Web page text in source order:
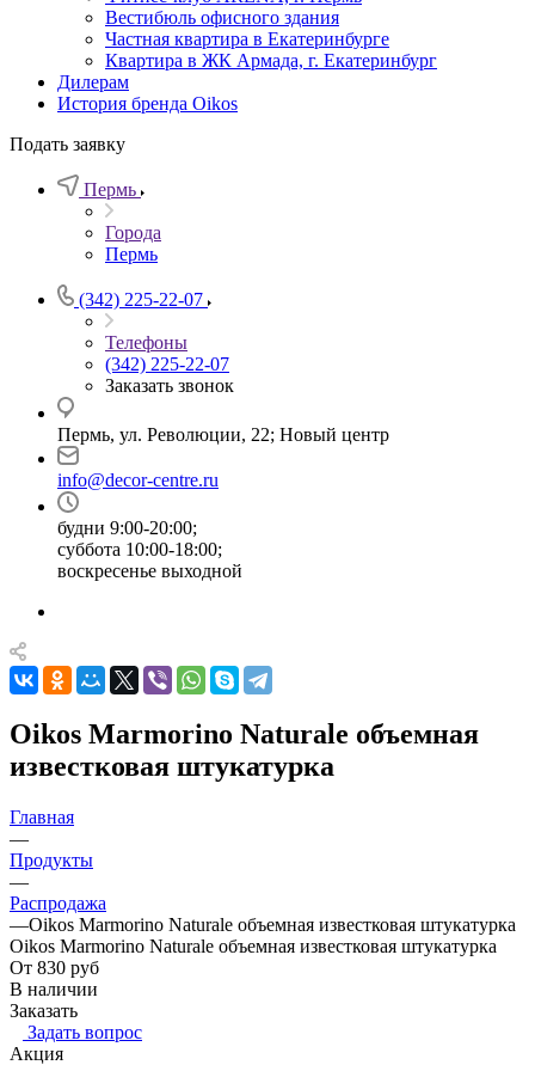
Вестибюль офисного здания
Частная квартира в Екатеринбурге
Квартира в ЖК Армада, г. Екатеринбург
Дилерам
История бренда Oikos
Подать заявку
Пермь
Города
Пермь
(342) 225-22-07
Телефоны
(342) 225-22-07
Заказать звонок
Пермь, ул. Революции, 22; Новый центр
info@decor-centre.ru
будни 9:00-20:00;
суббота 10:00-18:00;
воскресенье выходной
Oikos Marmorino Naturale объемная
известковая штукатурка
Главная
—
Продукты
—
Распродажа
—Oikos Marmorino Naturale объемная известковая штукатурка
Oikos Marmorino Naturale объемная известковая штукатурка
От 830 руб
В наличии
Заказать
Задать вопрос
Акция